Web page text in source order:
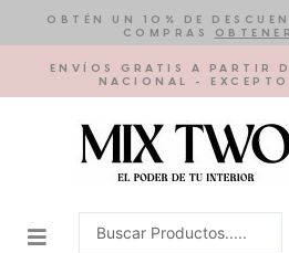
contenido
OBTÉN UN 10% DE
COMPRAS
ENVÍOS GRATIS A PARTIR
NACIONAL - EXCEPTO
Search